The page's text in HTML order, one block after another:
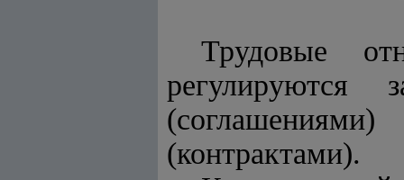
Трудовые
регулируются
(контрактами).